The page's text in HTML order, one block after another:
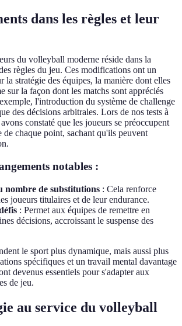
dans les règles et leur
du volleyball moderne réside dans la
règles du jeu. Ces modifications ont un
la stratégie des équipes, la manière dont elles
sur la façon dont les matchs sont appréciés
l'introduction du système de challenge
des décisions arbitrales. Lors de nos tests à
constaté que les joueurs se préoccupent
de chaque point, sachant qu'ils peuvent
notables :
nombre de substitutions : Cela renforce
joueurs titulaires et de leur endurance.
: Permet aux équipes de remettre en
décisions, accroissant le suspense des
le sport plus dynamique, mais aussi plus
spécifiques et un travail mental davantage
devenus essentiels pour s'adapter aux
de jeu.
au service du volleyball